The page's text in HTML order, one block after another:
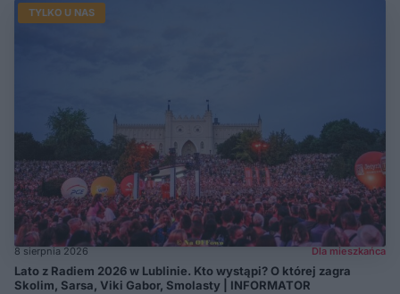
TYLKO U NAS
8 sierpnia 2026 Dla mieszkańca
Lato z Radiem 2026 w Lublinie. Kto wystąpi? O której zagra
Skolim, Sarsa, Viki Gabor, Smolasty | INFORMATOR